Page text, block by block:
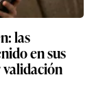
las
en sus
validación